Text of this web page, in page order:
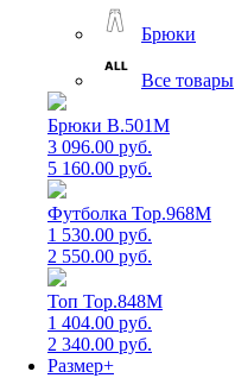
Брюки
Все товары
Брюки B.501M
3 096.00 руб.
5 160.00 руб.
Футболка Top.968M
1 530.00 руб.
2 550.00 руб.
Топ Top.848M
1 404.00 руб.
2 340.00 руб.
Размер+